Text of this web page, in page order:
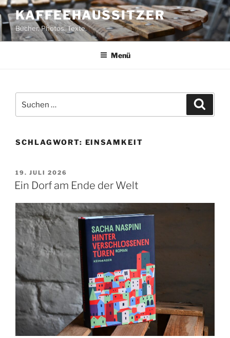
Zum
Inhalt
springen
KAFFEEHAUSSITZER
Bücher. Photos. Texte.
Menü
nach:
SCHLAGWORT: EINSAMKEIT
VERÖFFENTLICHT
AM
19. JULI 2026
Ein Dorf am Ende der Welt